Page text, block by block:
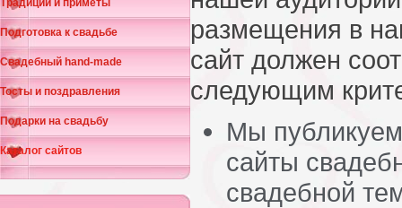
Традиции и приметы
Подготовка к свадьбе
Свадебный hand-made
Тосты и поздравления
Подарки на свадьбу
Каталог сайтов
размещения в
сайт должен
следующим
Мы публикуем
сайты
свадебной